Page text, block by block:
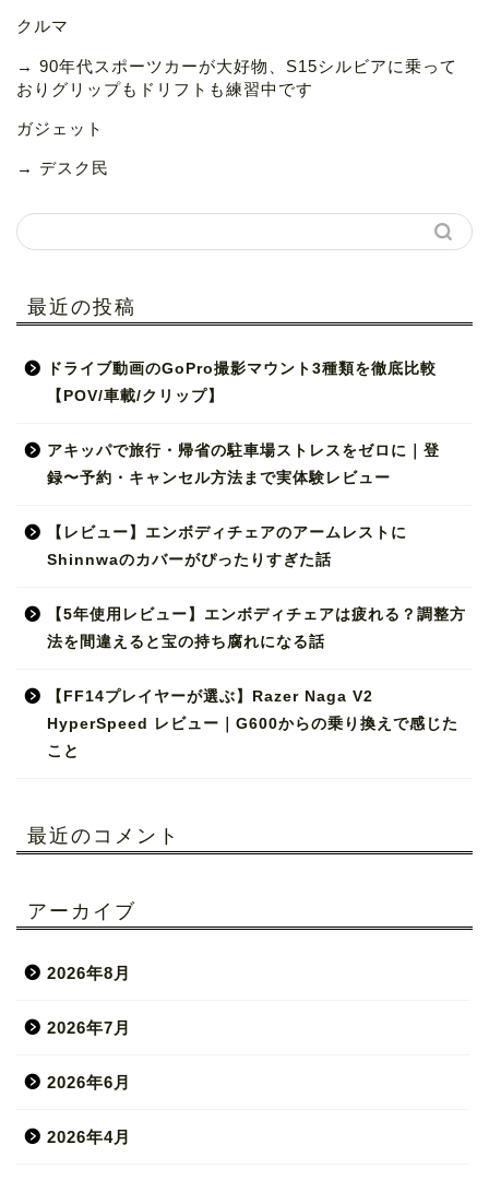
クルマ
→ 90年代スポーツカーが大好物、S15シルビアに乗って
おりグリップもドリフトも練習中です
ガジェット
→ デスク民
最近の投稿
ドライブ動画のGoPro撮影マウント3種類を徹底比較
【POV/車載/クリップ】
アキッパで旅行・帰省の駐車場ストレスをゼロに｜登
録〜予約・キャンセル方法まで実体験レビュー
【レビュー】エンボディチェアのアームレストに
Shinnwaのカバーがぴったりすぎた話
【5年使用レビュー】エンボディチェアは疲れる？調整方
法を間違えると宝の持ち腐れになる話
【FF14プレイヤーが選ぶ】Razer Naga V2
HyperSpeed レビュー｜G600からの乗り換えで感じた
こと
最近のコメント
アーカイブ
2026年8月
2026年7月
2026年6月
2026年4月